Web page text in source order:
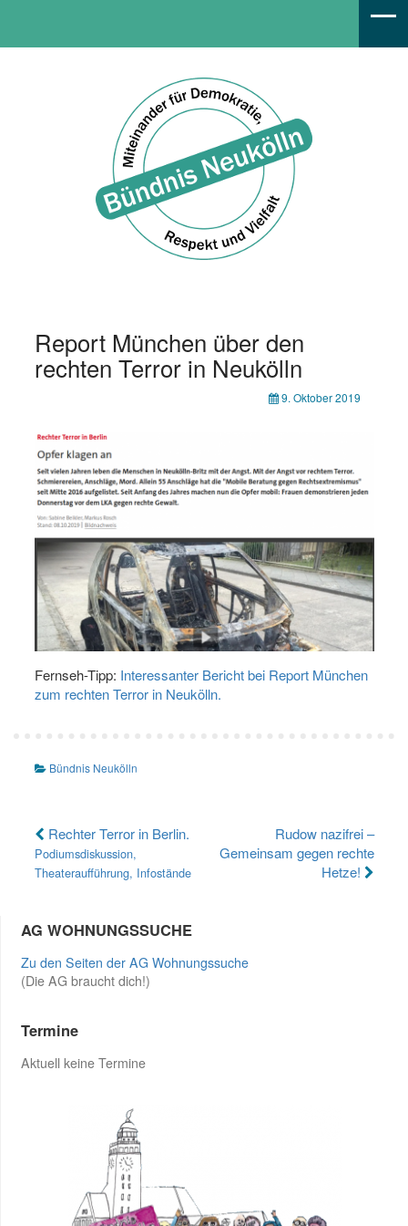
Report München über den
rechten Terror in Neukölln
9. Oktober 2019
Fernseh-Tipp: Interessanter Bericht bei Report München
zum rechten Terror in Neukölln.
Bündnis Neukölln
Beitragsnavigation
Rechter Terror in Berlin.
Podiumsdiskussion,
Theateraufführung, Infostände
Rudow nazifrei –
Gemeinsam gegen rechte
Hetze!
AG WOHNUNGSSUCHE
Zu den Seiten der AG Wohnungssuche
(Die AG braucht dich!)
Termine
Aktuell keine Termine